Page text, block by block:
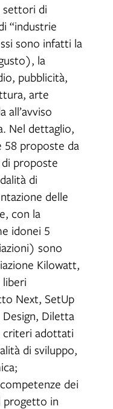
settori di
“industrie
sono infatti la
la
pubblicità,
arte
Nel dettaglio,
proposte da
proposte
di
delle
con la
idonei 5
sono
Kilowatt,
Next, SetUp
Diletta
criteri adottati
di sviluppo,
dei
progetto in